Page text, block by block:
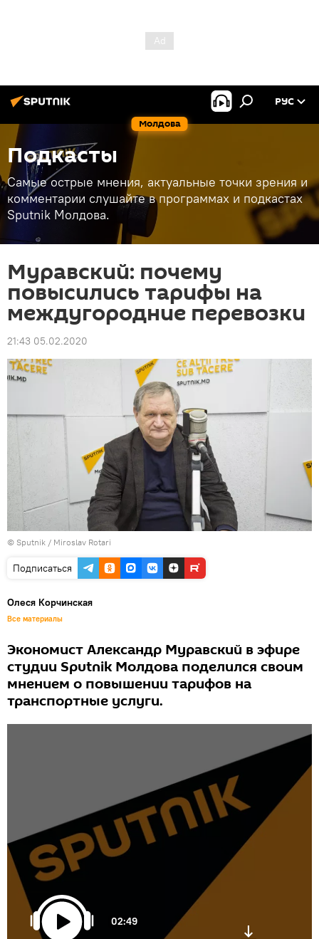
Молдова
РУС
Подкасты
Самые острые мнения, актуальные точки зрения и
комментарии слушайте в программах и подкастах
Sputnik Молдова.
Муравский: почему
повысились тарифы на
междугородние перевозки
21:43 05.02.2020
© Sputnik / Miroslav Rotari
Подписаться
Олеся Корчинская
Все материалы
Экономист Александр Муравский в эфире
студии Sputnik Молдова поделился своим
мнением о повышении тарифов на
транспортные услуги.
02:49